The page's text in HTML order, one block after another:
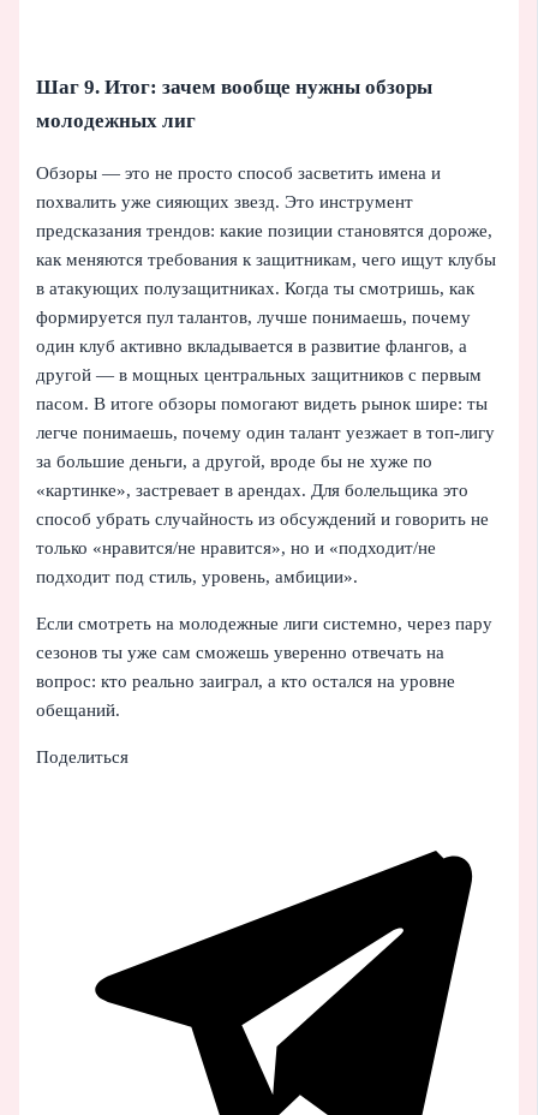
Шаг 9. Итог: зачем вообще нужны обзоры
молодежных лиг
Обзоры — это не просто способ засветить имена и
похвалить уже сияющих звезд. Это инструмент
предсказания трендов: какие позиции становятся дороже,
как меняются требования к защитникам, чего ищут клубы
в атакующих полузащитниках. Когда ты смотришь, как
формируется пул талантов, лучше понимаешь, почему
один клуб активно вкладывается в развитие флангов, а
другой — в мощных центральных защитников с первым
пасом. В итоге обзоры помогают видеть рынок шире: ты
легче понимаешь, почему один талант уезжает в топ-лигу
за большие деньги, а другой, вроде бы не хуже по
«картинке», застревает в арендах. Для болельщика это
способ убрать случайность из обсуждений и говорить не
только «нравится/не нравится», но и «подходит/не
подходит под стиль, уровень, амбиции».
Если смотреть на молодежные лиги системно, через пару
сезонов ты уже сам сможешь уверенно отвечать на
вопрос: кто реально заиграл, а кто остался на уровне
обещаний.
Поделиться